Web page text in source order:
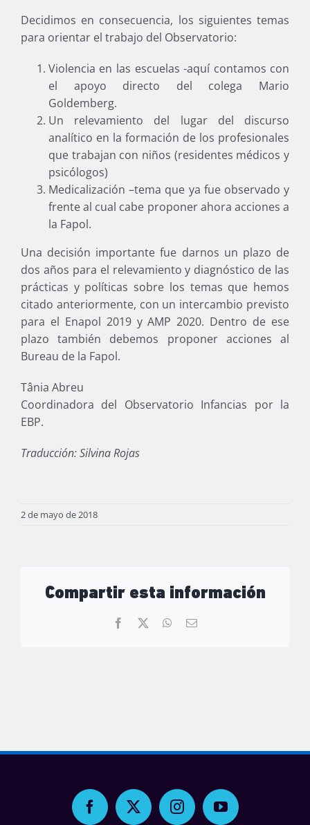
Decidimos en consecuencia, los siguientes temas
para orientar el trabajo del Observatorio:
Violencia en las escuelas -aquí contamos con
el apoyo directo del colega Mario
Goldemberg.
Un relevamiento del lugar del discurso
analítico en la formación de los profesionales
que trabajan con niños (residentes médicos y
psicólogos)
Medicalización –tema que ya fue observado y
frente al cual cabe proponer ahora acciones a
la Fapol.
Una decisión importante fue darnos un plazo de
dos años para el relevamiento y diagnóstico de las
prácticas y políticas sobre los temas que hemos
citado anteriormente, con un intercambio previsto
para el Enapol 2019 y AMP 2020. Dentro de ese
plazo también debemos proponer acciones al
Bureau de la Fapol.
Tânia Abreu
Coordinadora del Observatorio Infancias por la
EBP.
Traducción: Silvina Rojas
2 de mayo de 2018
Compartir esta información
Facebook WhatsApp
Correo